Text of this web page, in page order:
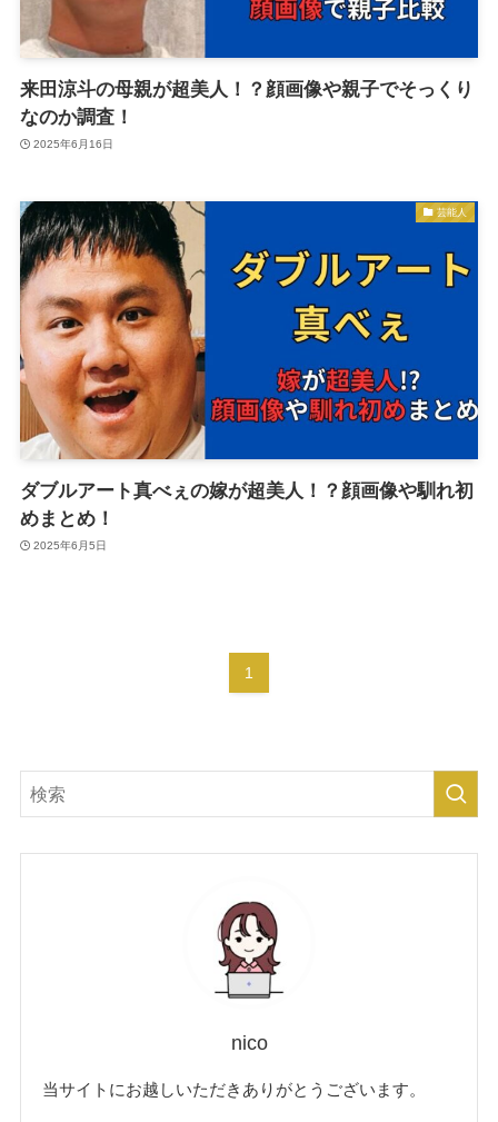
来田涼斗の母親が超美人！？顔画像や親子でそっくり
なのか調査！
2025年6月16日
芸能人
ダブルアート真べぇの嫁が超美人！？顔画像や馴れ初
めまとめ！
2025年6月5日
1
nico
当サイトにお越しいただきありがとうございます。